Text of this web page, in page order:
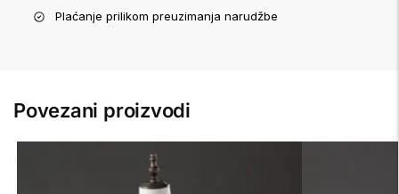
Plaćanje prilikom preuzimanja narudžbe
Povezani proizvodi